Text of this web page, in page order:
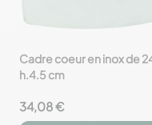
favorite_border
Cadre coeur en inox de
h.4.5 cm
34,08 €